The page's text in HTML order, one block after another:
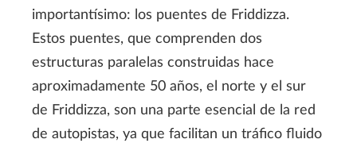
importantísimo: los puentes de Friddizza.
Estos puentes, que comprenden dos
estructuras paralelas construidas hace
aproximadamente 50 años, el norte y el sur
de Friddizza, son una parte esencial de la red
de autopistas, ya que facilitan un tráfico fluido